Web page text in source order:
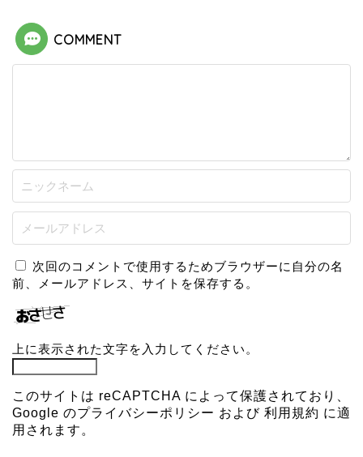
COMMENT
次回のコメントで使用するためブラウザーに自分の名
前、メールアドレス、サイトを保存する。
上に表示された文字を入力してください。
このサイトは reCAPTCHA によって保護されており、
Google のプライバシーポリシー および 利用規約 に適
用されます。